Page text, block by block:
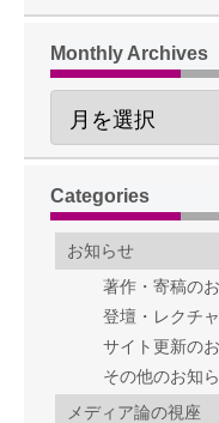
Monthly Archives
Categories
お知らせ
著作・寄稿の
登壇・レクチ
サイト更新の
その他のお知
メディア論の視座